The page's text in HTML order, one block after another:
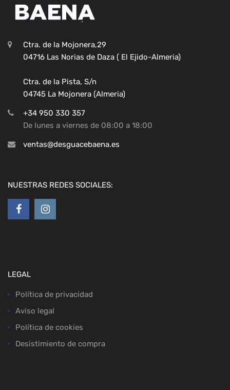
Ctra. de la Mojonera,29
04716 Las Norias de Daza ( El Ejido-Almeria)
Ctra. de la Pista, S/n
04745 La Mojonera (Almeria)
+34 950 330 357
De lunes a viernes de 08:00 a 18:00
ventas@desguacebaena.es
NUESTRAS REDES SOCIALES:
LEGAL
Política de privacidad
Aviso legal
Política de cookies
Desistimiento de compra